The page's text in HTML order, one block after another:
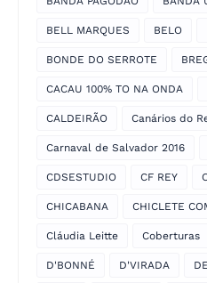
BELL MARQUES BELO
BONDE DO SERROTE
CACAU 100% TO NA ONDA
CALDEIRÃO Canários do
Carnaval de Salvador 2016
CDSESTUDIO CF REY
CHICABANA CHICLETE
Cláudia Leitte Coberturas
D'BONNÉ D'VIRADA